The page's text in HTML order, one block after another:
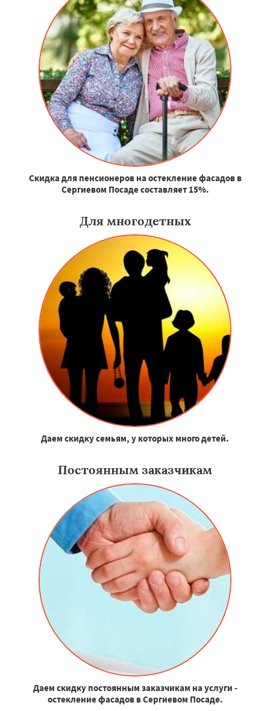
Скидка для пенсионеров на остекление фасадов в
Сергиевом Посаде составляет 15%.
Для многодетных
Даем скидку семьям, у которых много детей.
Постоянным заказчикам
Даем скидку постоянным заказчикам на услуги -
остекление фасадов в Сергиевом Посаде.